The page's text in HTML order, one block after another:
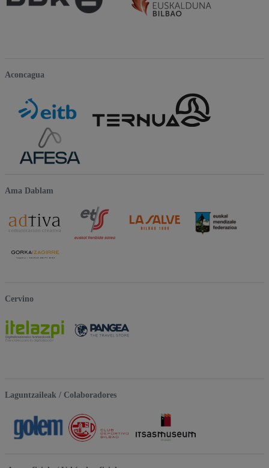
Aconcagua
Ama Dablam
Cervino
Laguntzaileak / Colaboradores